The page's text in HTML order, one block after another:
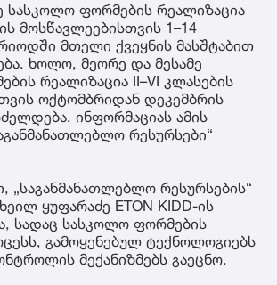
სასკოლო ფორმების რეალიზაცია
მოსწავლეებისთვის 1–14
მთელი ქვეყნის მასშტაბით
ხოლო, მეორე და მესამე
რეალიზაცია II–VI კლასების
ოქტომბრიდან დეკემბრის
ინფორმაციას ამის
რესურსები“
„საგანმანათლებლო რესურსების“
ყუფარაძე ETON KIDD-ის
სადაც სასკოლო ფორმების
გამოყენებულ ტექნოლოგიებს
მექანიზმებს გაეცნო.